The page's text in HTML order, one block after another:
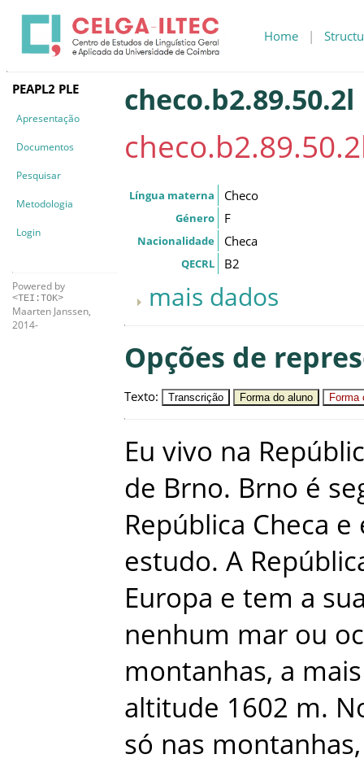
Home |
PEAPL2 PLE
Apresentação
Documentos
Pesquisar
Metodologia
Login
Powered by
<TEI:TOK>
Maarten Janssen,
2014-
checo.b2.89.50.2l
Língua materna Checo
Género F
Nacionalidade Checa
QECRL B2
mais dados
Opções de
Texto: Transcrição Forma do aluno Forma
Eu vivo na
de Brno. Brno é
República Checa e
estudo. A
Europa e tem a
nenhum mar ou
montanhas, a mais
altitude 1602 m.
só nas montanhas,